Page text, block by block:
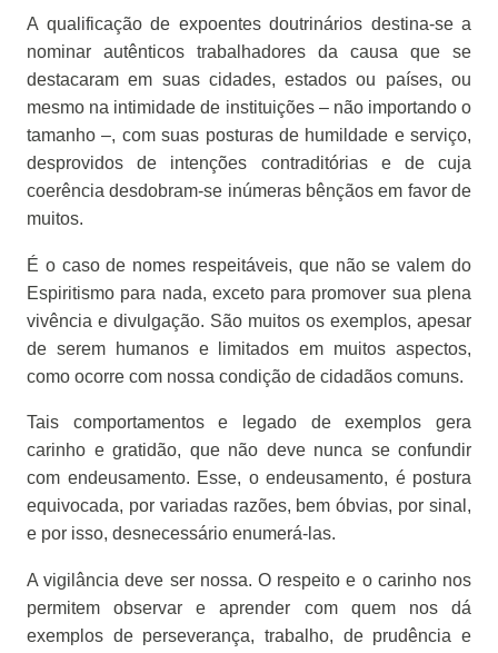
A qualificação de expoentes doutrinários destina-se a
nominar autênticos trabalhadores da causa que se
destacaram em suas cidades, estados ou países, ou
mesmo na intimidade de instituições – não importando o
tamanho –, com suas posturas de humildade e serviço,
desprovidos de intenções contraditórias e de cuja
coerência desdobram-se inúmeras bênçãos em favor de
muitos.
É o caso de nomes respeitáveis, que não se valem do
Espiritismo para nada, exceto para promover sua plena
vivência e divulgação. São muitos os exemplos, apesar
de serem humanos e limitados em muitos aspectos,
como ocorre com nossa condição de cidadãos comuns.
Tais comportamentos e legado de exemplos gera
carinho e gratidão, que não deve nunca se confundir
com endeusamento. Esse, o endeusamento, é postura
equivocada, por variadas razões, bem óbvias, por sinal,
e por isso, desnecessário enumerá-las.
A vigilância deve ser nossa. O respeito e o carinho nos
permitem observar e aprender com quem nos dá
exemplos de perseverança, trabalho, de prudência e